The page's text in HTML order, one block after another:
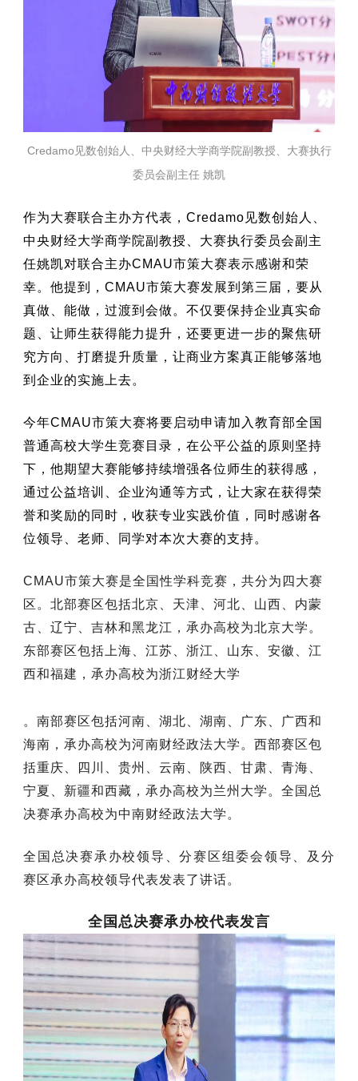
Credamo见数创始人、中央财经大学商学院副教授、大赛执行
委员会副主任 姚凯
作为大赛联合主办方代表，Credamo见数创始人、
中央财经大学商学院副教授、大赛执行委员会副主
任姚凯对联合主办CMAU市策大赛表示感谢和荣
幸。他提到，CMAU市策大赛发展到第三届，要从
真做、能做，过渡到会做。不仅要保持企业真实命
题、让师生获得能力提升，还要更进一步的聚焦研
究方向、打磨提升质量，让商业方案真正能够落地
到企业的实施上去。
今年CMAU市策大赛将要启动申请加入教育部全国
普通高校大学生竞赛目录，在公平公益的原则坚持
下，他期望大赛能够持续增强各位师生的获得感，
通过公益培训、企业沟通等方式，让大家在获得荣
誉和奖励的同时，收获专业实践价值，同时感谢各
位领导、老师、同学对本次大赛的支持。
CMAU市策大赛是全国性学科竞赛，共分为四大赛
区。北部赛区包括北京、天津、河北、山西、内蒙
古、辽宁、吉林和黑龙江，承办高校为北京大学。
东部赛区包括上海、江苏、浙江、山东、安徽、江
西和福建，承办高校为浙江财经大学
。南部赛区包括河南、湖北、湖南、广东、广西和
海南，承办高校为河南财经政法大学。西部赛区包
括重庆、四川、贵州、云南、陕西、甘肃、青海、
宁夏、新疆和西藏，承办高校为兰州大学。全国总
决赛承办高校为中南财经政法大学。
全国总决赛承办校领导、分赛区组委会领导、及分
赛区承办高校领导代表发表了讲话。
全国总决赛承办校代表发言